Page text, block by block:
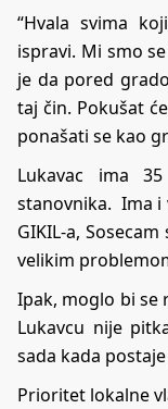
“Hvala svima
ispravi. Mi smo
je da pored
taj čin. Pokušat
ponašati se kao
Lukavac ima
stanovnika. Ima
GIKIL-a,
velikim
Ipak, moglo bi se
Lukavcu nije
sada kada
Prioritet lokalne